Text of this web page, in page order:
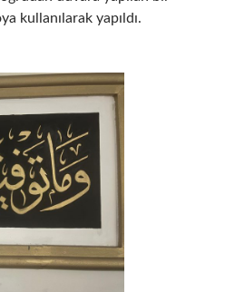
kullanılarak yapıldı.